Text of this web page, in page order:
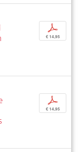
p
€ 14,95
p
€ 14,95